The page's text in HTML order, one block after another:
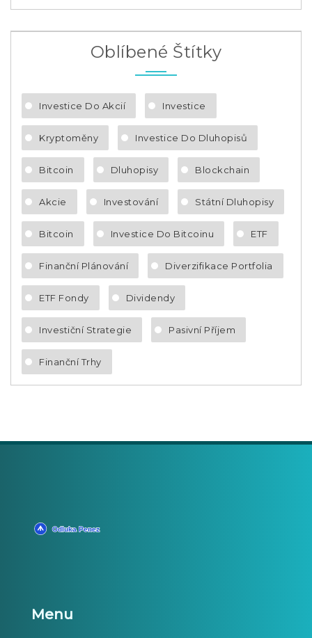
Oblíbené Štítky
Investice Do Akcií Investice
Kryptoměny Investice Do Dluhopisů
Bitcoin Dluhopisy Blockchain
Akcie Investování Státní Dluhopisy
Bitcoin Investice Do Bitcoinu ETF
Finanční Plánování Diverzifikace Portfolia
ETF Fondy Dividendy
Investiční Strategie Pasivní Příjem
Finanční Trhy
Menu